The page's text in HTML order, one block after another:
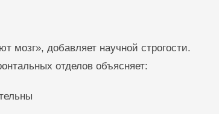
мозг», добавляет научной строгости.
отделов объясняет: